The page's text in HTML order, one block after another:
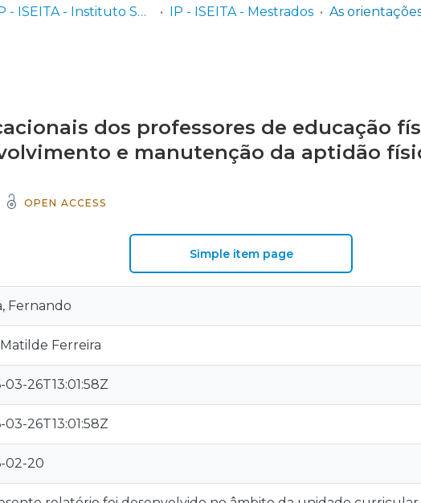
IP - ISEITA - Instituto Superior de Estudos Interculturais e Transdisciplinares de Almada IP - ISEITA - Mestrados
dos professores de educação
e manutenção da aptidão
OPEN ACCESS
Simple item page
Fernando
Ferreira
03-26T13:01:58Z
03-26T13:01:58Z
02-20